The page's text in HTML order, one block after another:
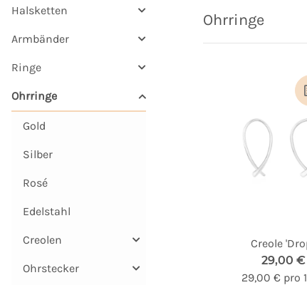
Ohrringe
Creole
29,00 €
29,00 € pro
Halsketten
Armbänder
Ringe
Ohrringe
Gold
Silber
Rosé
Edelstahl
Creolen
Ohrstecker